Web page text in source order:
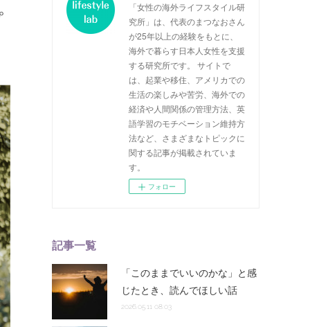
「女性の海外ライフスタイル研
究所」は、代表のまつなおさん
が25年以上の経験をもとに、
海外で暮らす日本人女性を支援
する研究所です。 サイトで
は、起業や移住、アメリカでの
生活の楽しみや苦労、海外での
経済や人間関係の管理方法、英
語学習のモチベーション維持方
法など、さまざまなトピックに
関する記事が掲載されていま
す。
フォロー
記事一覧
「このままでいいのかな」と感
じたとき、読んでほしい話
2026.05.11 08:03